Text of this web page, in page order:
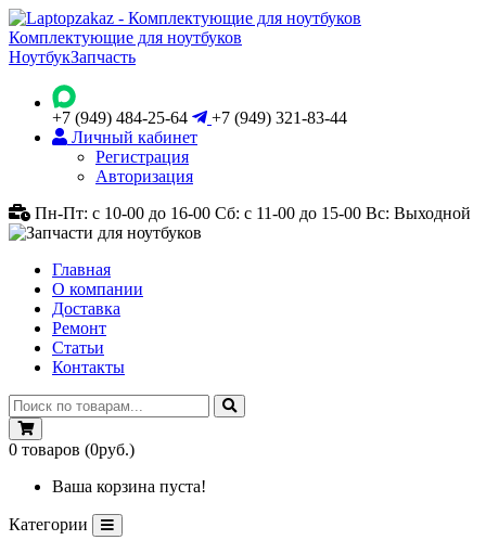
Комплектующие для ноутбуков
НоутбукЗапчасть
+7 (949) 484-25-64
+7 (949) 321-83-44
Личный кабинет
Регистрация
Авторизация
Пн-Пт: с 10-00 до 16-00 Сб: с 11-00 до 15-00 Вс: Выходной
Главная
О компании
Доставка
Ремонт
Статьи
Контакты
0 товаров (0руб.)
Ваша корзина пуста!
Категории